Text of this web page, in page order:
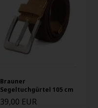
Brauner
Segeltuchgürtel 105 cm
39,00 EUR